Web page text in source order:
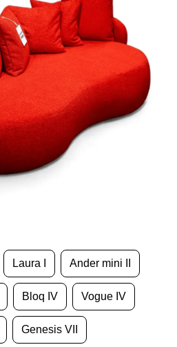
Laura I Ander mini II
Bloq IV Vogue IV
Genesis VII